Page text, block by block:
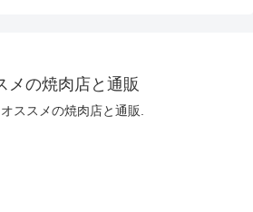
メの焼肉店と通販
ススメの焼肉店と通販.